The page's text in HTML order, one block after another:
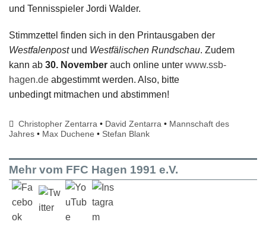
und Tennisspieler Jordi Walder.
Stimmzettel finden sich in den Printausgaben der
Westfalenpostund Westfälischen Rundschau. Zudem
kann ab 30. November auch online unter www.ssb-
hagen.de abgestimmt werden. Also, bitte
unbedingt mitmachen und abstimmen!
Christopher Zentarra • David Zentarra • Mannschaft des
Jahres • Max Duchene • Stefan Blank
Mehr vom FFC Hagen 1991 e.V.